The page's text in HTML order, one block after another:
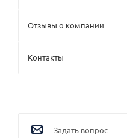
Отзывы о компании
Контакты
Задать вопрос